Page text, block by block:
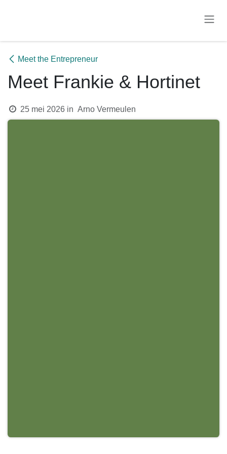
Meet the Entrepreneur
Meet Frankie & Hortinet
25 mei 2026 in Arno Vermeulen